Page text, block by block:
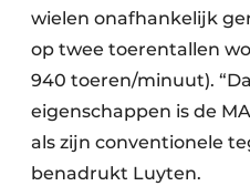
wielen onafhankelijk
op twee toerentallen
940 toeren/minuut).
eigenschappen is de
als zijn conventionele
benadrukt Luyten.